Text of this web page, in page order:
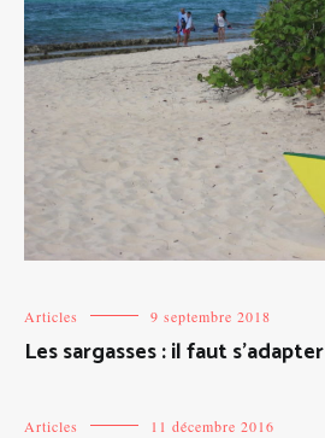
Articles 9 septembre 2018
Les sargasses : il faut s’adapter
Articles 11 décembre 2016